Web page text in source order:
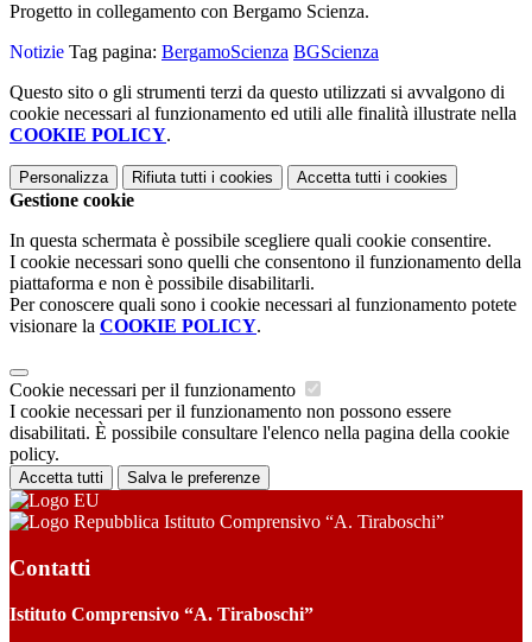
Progetto in collegamento con Bergamo Scienza.
Notizie Tag pagina: BergamoScienza BGScienza
Questo sito o gli strumenti terzi da questo utilizzati si avvalgono di
cookie necessari al funzionamento ed utili alle finalità illustrate nella
COOKIE POLICY.
Personalizza Rifiuta tutti i cookies Accetta tutti i cookies
Gestione cookie
In questa schermata è possibile scegliere quali cookie consentire.
I cookie necessari sono quelli che consentono il funzionamento della
piattaforma e non è possibile disabilitarli.
Per conoscere quali sono i cookie necessari al funzionamento potete
visionare la COOKIE POLICY.
Cookie necessari per il funzionamento
I cookie necessari per il funzionamento non possono essere
disabilitati. È possibile consultare l'elenco nella pagina della cookie
policy.
Accetta tutti Salva le preferenze
Istituto Comprensivo “A. Tiraboschi”
Contatti
Istituto Comprensivo “A. Tiraboschi”